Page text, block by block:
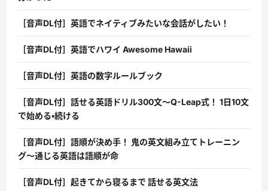
［音声DL付］英語でネイティブみたいな会話がしたい！
［音声DL付］英語でハワイ Awesome Hawaii
［音声DL付］英語の数字ルールブック
［音声DL付］話せる英語ドリル300文〜Q-Leap式！ 1日10文
で始める・続ける
［音声DL付］語順が決め手！ 鬼の英文組み立てトレーニン
グ〜通じる英語は語順が命
［音声DL付］起きてから寝るまで 話せる英文法